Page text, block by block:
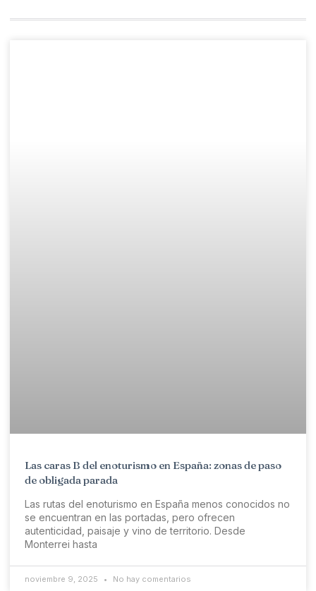
Las caras B del enoturismo en España: zonas de paso
de obligada parada
Las rutas del enoturismo en España menos conocidos no
se encuentran en las portadas, pero ofrecen
autenticidad, paisaje y vino de territorio. Desde
Monterrei hasta
noviembre 9, 2025 No hay comentarios